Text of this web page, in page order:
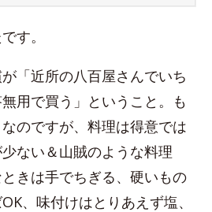
す。
「近所の八百屋さんでいち
用で買う」ということ。も
のですが、料理は得意では
ない＆山賊のような料理
ときは手でちぎる、硬いもの
、味付けはとりあえず塩、